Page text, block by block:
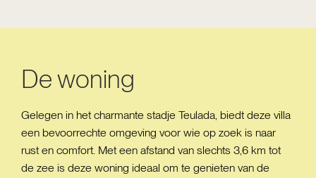
De woning
Gelegen in het charmante stadje Teulada, biedt deze villa
een bevoorrechte omgeving voor wie op zoek is naar
rust en comfort. Met een afstand van slechts 3,6 km tot
de zee is deze woning ideaal om te genieten van de